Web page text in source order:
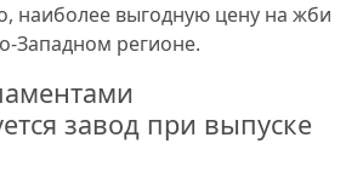
наиболее выгодную цену на жби
Западном регионе.
завод при выпуске